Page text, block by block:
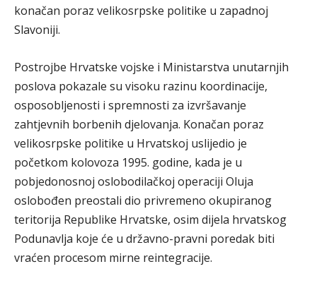
konačan poraz velikosrpske politike u zapadnoj
Slavoniji.
Postrojbe Hrvatske vojske i Ministarstva unutarnjih
poslova pokazale su visoku razinu koordinacije,
osposobljenosti i spremnosti za izvršavanje
zahtjevnih borbenih djelovanja. Konačan poraz
velikosrpske politike u Hrvatskoj uslijedio je
početkom kolovoza 1995. godine, kada je u
pobjedonosnoj oslobodilačkoj operaciji Oluja
oslobođen preostali dio privremeno okupiranog
teritorija Republike Hrvatske, osim dijela hrvatskog
Podunavlja koje će u državno-pravni poredak biti
vraćen procesom mirne reintegracije.